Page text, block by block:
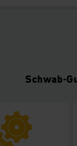
Schwab-